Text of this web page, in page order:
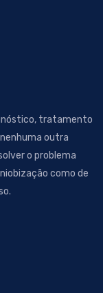
tratamento
outra
o problema
como de